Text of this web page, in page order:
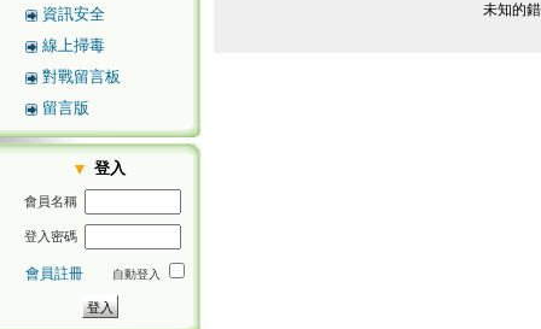
資訊安全
線上掃毒
對戰留言板
留言版
登入
會員名稱
登入密碼
會員註冊 自動登入
未知的